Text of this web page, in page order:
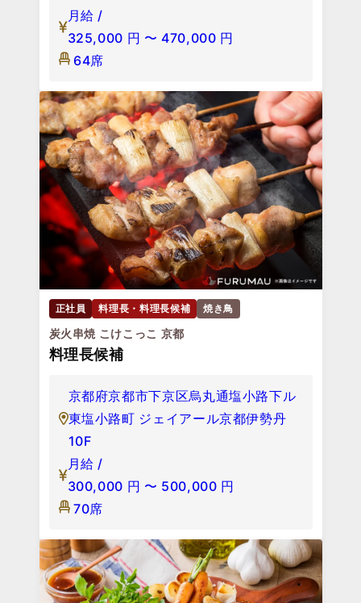
月給 /
325,000 円 〜 470,000 円
64席
正社員 料理長・料理長候補 焼き鳥
炭火串焼 こけこっこ 京都
料理長候補
京都府京都市下京区烏丸通塩小路下ル
東塩小路町 ジェイアール京都伊勢丹
10F
月給 /
300,000 円 〜 500,000 円
70席